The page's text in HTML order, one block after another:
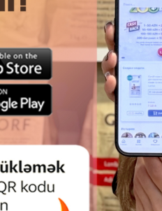
OYUNCAQ SIÇANLAR —
ÜÇÜN YÜNGÜL VƏ HƏRƏKƏTLI
OYUNCAQLAR